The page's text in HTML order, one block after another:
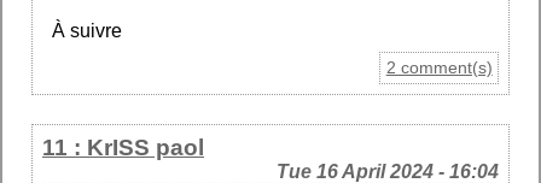
À suivre
2 comment(s)
11 : KrISS paol
Tue 16 April 2024 - 16:04